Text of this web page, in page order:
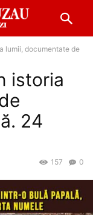
lumii, documentate de
istoria
24
0
157